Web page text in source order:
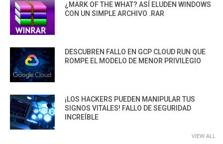
¿MARK OF THE WHAT? ASÍ ELUDEN WINDOWS
CON UN SIMPLE ARCHIVO .RAR
DESCUBREN FALLO EN GCP CLOUD RUN QUE
ROMPE EL MODELO DE MENOR PRIVILEGIO
¡LOS HACKERS PUEDEN MANIPULAR TUS
SIGNOS VITALES! FALLO DE SEGURIDAD
INCREÍBLE
VIEW ALL